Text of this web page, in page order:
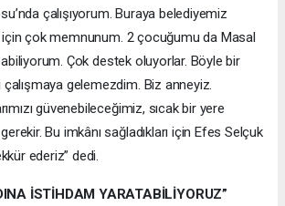
çalışıyorum. Buraya belediyemiz
için çok memnunum. 2 çocuğumu da Masal
Çok destek oluyorlar. Böyle bir
gelemezdim. Biz anneyiz.
güvenebileceğimiz, sıcak bir yere
Bu imkânı sağladıkları için Efes Selçuk
ederiz” dedi.
İSTİHDAM YARATABİLİYORUZ”